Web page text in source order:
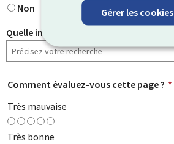
Gérer les cookies
Non
Quelle information cherchiez-vous ?
Comment évaluez-vous cette page ? *
Très mauvaise
Très bonne